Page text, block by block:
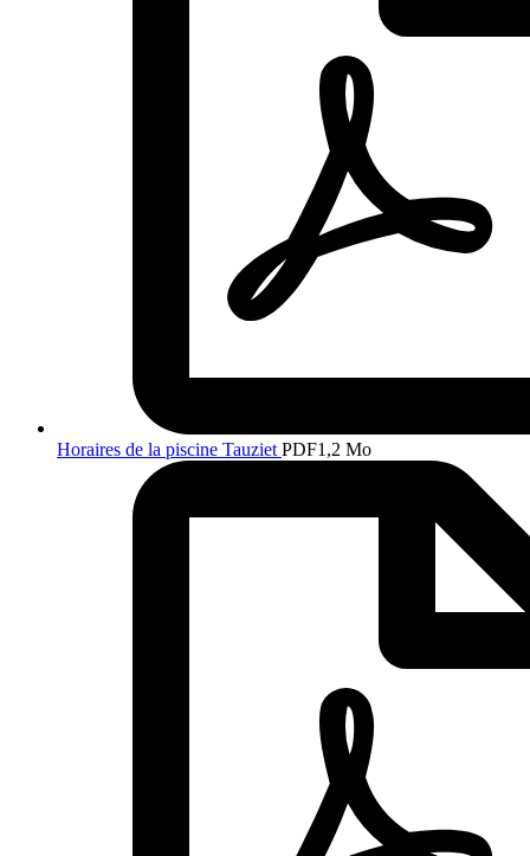
Horaires de la piscine Tauziet PDF1,2 Mo